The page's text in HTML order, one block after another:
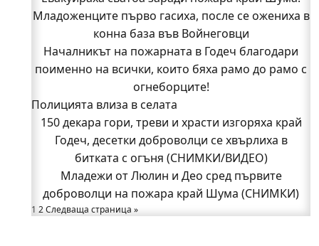
Началникът на пожарната в Годеч благодари
поименно на всички, които бяха рамо до рамо с
огнеборците!
150 декара гори, треви и храсти изгоряха край
Годеч, десетки доброволци се хвърлиха в
битката с огъня (СНИМКИ/ВИДЕО)
Полицията влиза в селата
Възможни са прекъсвания на тока утре в части
от община Годеч
Какво накара Яна и Станимир да изберат Годеч
пред живота в чужбина? (ВИДЕО)
Родов оброк събра поколения под старата круша
Младоженците първо гасиха, после се ожениха в
конна база във Войнеговци
Началникът на пожарната в Годеч благодари
поименно на всички, които бяха рамо до рамо с
огнеборците!
Полицията влиза в селата
150 декара гори, треви и храсти изгоряха край
Годеч, десетки доброволци се хвърлиха в
битката с огъня (СНИМКИ/ВИДЕО)
Младежи от Люлин и Део сред първите
доброволци на пожара край Шума (СНИМКИ)
1 2Следваща страница »